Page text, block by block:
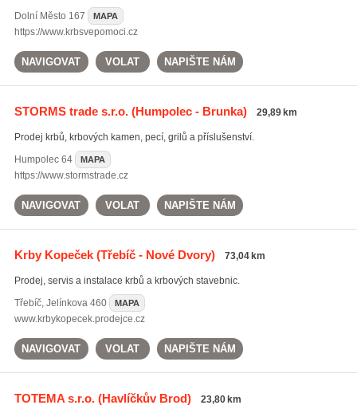
Dolní Město 167 MAPA
https://www.krbsvepomoci.cz
NAVIGOVAT VOLAT NAPIŠTE NÁM
STORMS trade s.r.o.(Humpolec - Brunka) 29,89 km
Prodej krbů, krbových kamen, pecí, grilů a příslušenství.
Humpolec64 MAPA
https://www.stormstrade.cz
NAVIGOVAT VOLAT NAPIŠTE NÁM
Krby Kopeček(Třebíč - Nové Dvory) 73,04 km
Prodej, servis a instalace krbů a krbových stavebnic.
Třebíč, Jelínkova 460 MAPA
www.krbykopecek.prodejce.cz
NAVIGOVAT VOLAT NAPIŠTE NÁM
TOTEMA s.r.o.(Havlíčkův Brod) 23,80 km